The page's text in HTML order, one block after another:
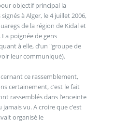
objectif principal la
à Alger, le 4 juillet 2006,
de la région de Kidal et
poignée de gens
à elle, d’un "groupe de
leur communiqué).
certainement, c’est le fait
rassemblés dans l’enceinte
jamais vu. A croire que c’est
organisé le